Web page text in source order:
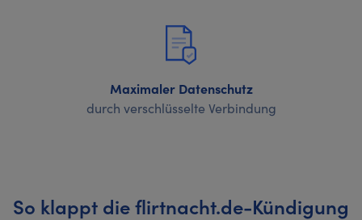
Maximaler Datenschutz
durch verschlüsselte Verbindung
So klappt die flirtnacht.de-Kündigung